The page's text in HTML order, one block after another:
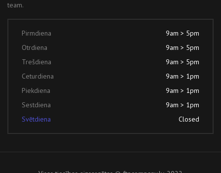
team.
Pirmdiena
9am > 5pm
Otrdiena
9am > 5pm
Trešdiena
9am > 5pm
Ceturdiena
9am > 1pm
Piekdiena
9am > 1pm
Sestdiena
9am > 1pm
Svētdiena
Closed